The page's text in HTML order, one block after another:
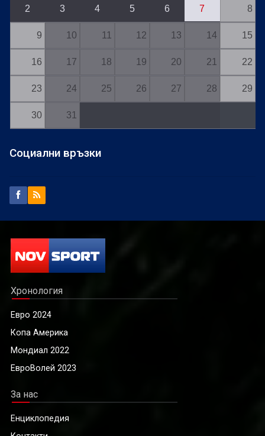
2 3 4 5 6 7 8
9 10 11 12 13 14 15
16 17 18 19 20 21 22
23 24 25 26 27 28 29
30 31
Социални връзки
Хронология
Евро 2024
Копа Америка
Мондиал 2022
ЕвроВолей 2023
За нас
Енциклопедия